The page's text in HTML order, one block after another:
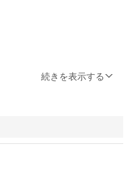
続きを表示する